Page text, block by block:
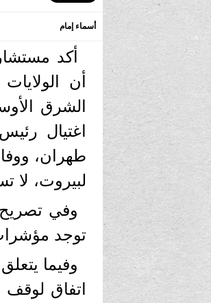
أسماء إمام
أكد
أن
الشرق
اغتيال
طهران،
لبيروت، لا
وفي تصريح
توجد
وفيما
اتفاق لوقف